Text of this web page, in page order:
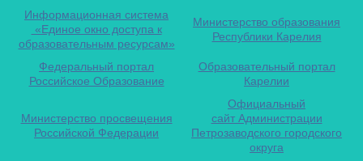
Информационная система
«Единое окно доступа к
образовательным ресурсам»
Министерство образования
Республики Карелия
Федеральный портал
Российское Образование
Образовательный портал
Карелии
Министерство просвещения
Российской Федерации
Официальный
сайт Администрации
Петрозаводского городского
округа